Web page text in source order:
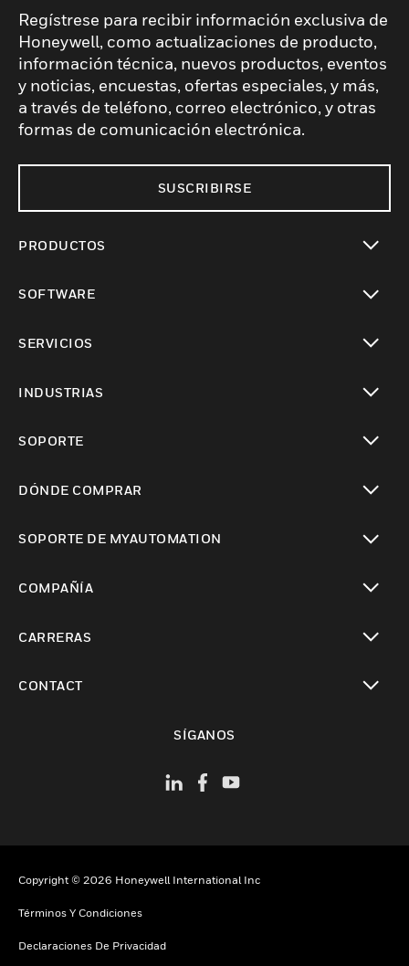
Regístrese para recibir información exclusiva de
Honeywell, como actualizaciones de producto,
información técnica, nuevos productos, eventos
y noticias, encuestas, ofertas especiales, y más,
a través de teléfono, correo electrónico, y otras
formas de comunicación electrónica.
SUSCRIBIRSE
PRODUCTOS
SOFTWARE
SERVICIOS
INDUSTRIAS
SOPORTE
DÓNDE COMPRAR
SOPORTE DE MYAUTOMATION
COMPAÑÍA
CARRERAS
CONTACT
SÍGANOS
Copyright © 2026 Honeywell International Inc
Términos Y Condiciones
Declaraciones De Privacidad